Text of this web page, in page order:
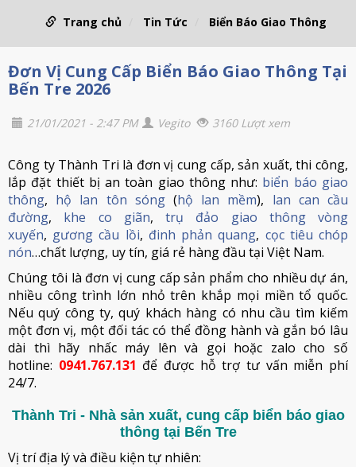
Trang chủ Tin Tức Biển Báo Giao Thông
Đơn Vị Cung Cấp Biển Báo Giao Thông Tại
Bến Tre 2026
21/01/2021 - 2:47 PM Vegito 3160 Lượt xem
Công ty Thành Tri là đơn vị cung cấp, sản xuất, thi công,
lắp đặt thiết bị an toàn giao thông như: biển báo giao
thông, hộ lan tôn sóng(hộ lan mềm), lan can cầu
đường, khe co giãn, trụ đảo giao thông vòng
xuyến, gương cầu lồi, đinh phản quang, cọc tiêu chóp
nón…chất lượng, uy tín, giá rẻ hàng đầu tại Việt Nam.
Chúng tôi là đơn vị cung cấp sản phẩm cho nhiều dự án,
nhiều công trình lớn nhỏ trên khắp mọi miền tổ quốc.
Nếu quý công ty, quý khách hàng có nhu cầu tìm kiếm
một đơn vị, một đối tác có thể đồng hành và gắn bó lâu
dài thì hãy nhấc máy lên và gọi hoặc zalo cho số
hotline: 0941.767.131 để được hỗ trợ tư vấn miễn phí
24/7.
Thành Tri - Nhà sản xuất, cung cấp biển báo giao
thông tại Bến Tre
Vị trí địa lý và điều kiện tự nhiên: